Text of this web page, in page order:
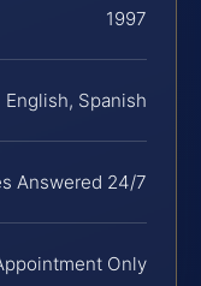
1997
English, Spanish
Answered 24/7
Only